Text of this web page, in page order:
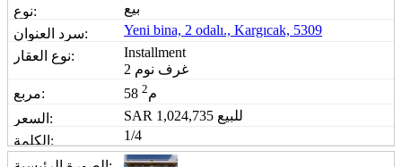
بيع
Yeni bina, 2 odalı., Kargıcak, 5309
Installment
2 غرف نوم
58 م2
SAR 1,024,735 للبيع
1/4